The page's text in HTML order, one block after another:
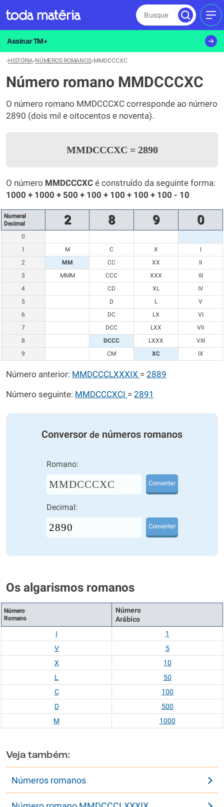
Busque
Assinar TM+
›HISTÓRIA›NÚMEROS ROMANOS›MMDCCCXC
Número romano MMDCCCXC
O número romano MMDCCCXC corresponde ao número
2890 (dois mil e oitocentos e noventa).
MMDCCCXC =2890
O número MMDCCCXC é construído da seguinte forma:
1000 + 1000 + 500 + 100 + 100 + 100 + 100 - 10
Numeral
Decimal
2 8 9 0
0
1
M C X
I
2
MM CC XX
II
3
MMM CCC XXX
III
4
CD XL
IV
5
D L
V
6
DC LX
VI
7
DCC LXX
VII
8
DCCC LXXX
VIII
9
CM XC IX
Número anterior: MMDCCCLXXXIX = 2889
Número seguinte: MMDCCCXCI = 2891
Conversor de números romanos
Romano:
MMDCCCXC Converter
Decimal:
Converter
Os algarismos romanos
Número
Romano
Número
Arábico
I
1
V
5
X
10
L
50
C
100
D
500
M
1000
Veja também:
Números romanos